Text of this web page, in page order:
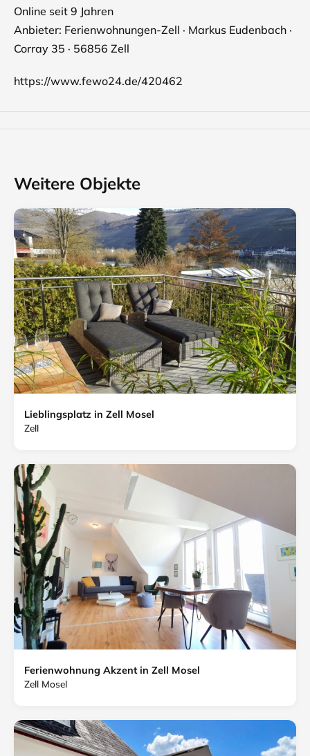
Online seit 9 Jahren
Anbieter: Ferienwohnungen-Zell · Markus Eudenbach ·
Corray 35 · 56856 Zell
https://www.fewo24.de/420462
Weitere Objekte
Lieblingsplatz in Zell Mosel
Zell
Ferienwohnung Akzent in Zell Mosel
Zell Mosel